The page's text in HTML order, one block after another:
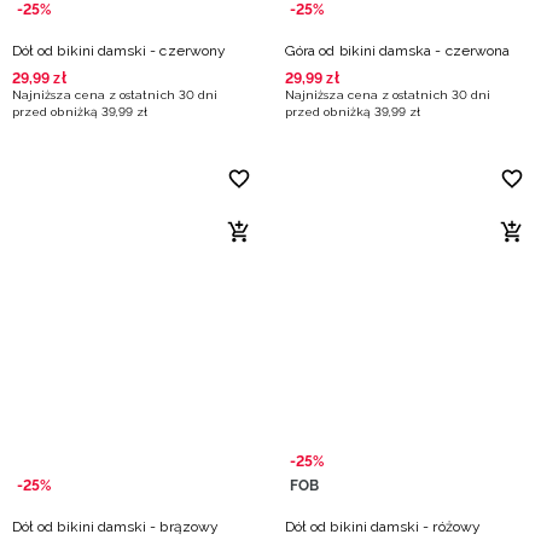
-25%
Dół od bikini damski - czerwony
29,99 zł
Najniższa cena z ostatnich 30 dni
przed obniżką 39,99 zł
-25%
Góra od bikini damska - czerwona
29,99 zł
Najniższa cena z ostatnich 30 dni
przed obniżką 39,99 zł
-25%
Dół od bikini damski - brązowy
-25%
FOB
Dół od bikini damski - różowy